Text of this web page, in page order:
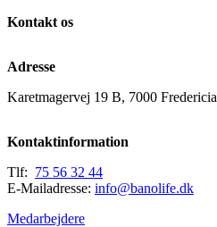
Kontakt os
Adresse
Karetmagervej 19 B, 7000 Fredericia
Kontaktinformation
Tlf: 75 56 32 44
E-Mailadresse: info@banolife.dk
Medarbejdere